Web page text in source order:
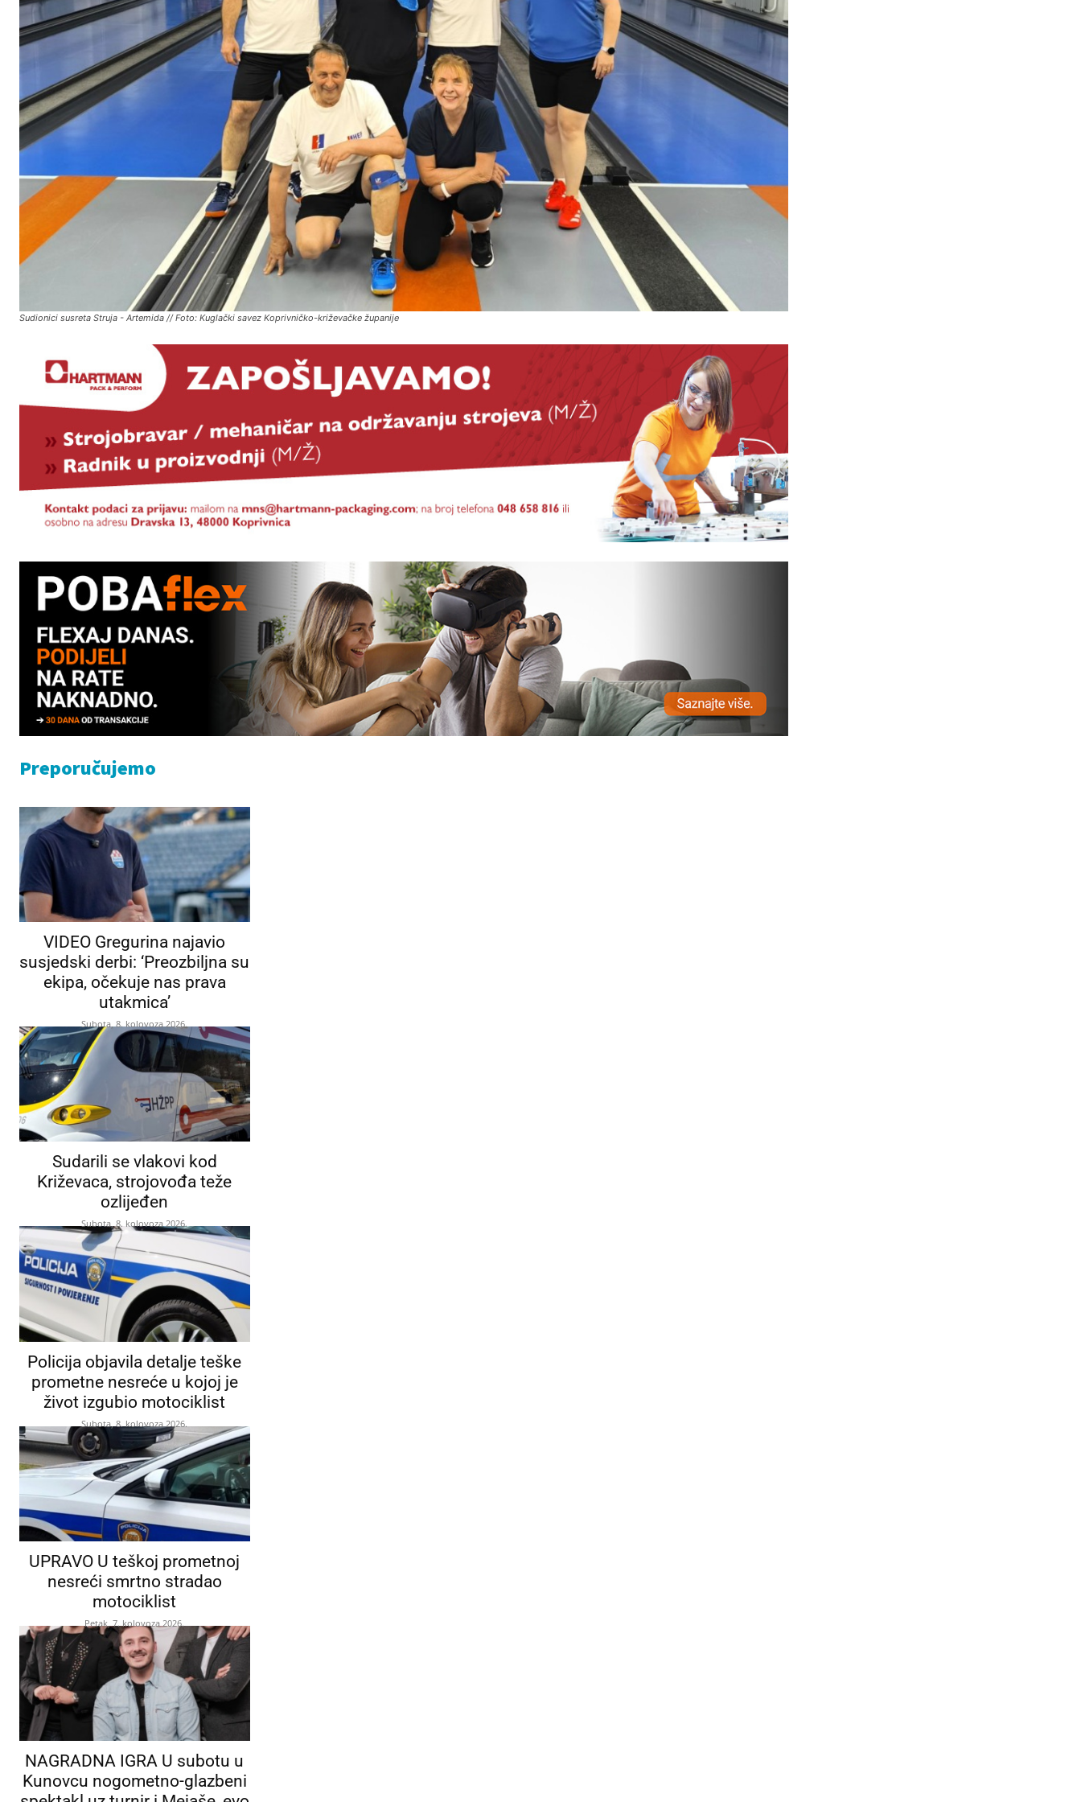
Sudionici susreta Struja - Artemida // Foto: Kuglački savez Koprivničko-križevačke županije
Preporučujemo
VIDEO Gregurina najavio
susjedski derbi: ‘Preozbiljna su
ekipa, očekuje nas prava
utakmica’
Subota, 8. kolovoza 2026.
Sudarili se vlakovi kod
Križevaca, strojovođa teže
ozlijeđen
Subota, 8. kolovoza 2026.
Policija objavila detalje teške
prometne nesreće u kojoj je
život izgubio motociklist
Subota, 8. kolovoza 2026.
UPRAVO U teškoj prometnoj
nesreći smrtno stradao
motociklist
Petak, 7. kolovoza 2026.
NAGRADNA IGRA U subotu u
Kunovcu nogometno-glazbeni